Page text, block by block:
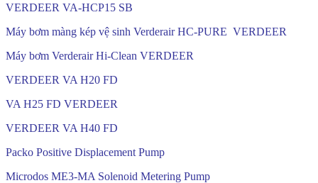
VERDEER VA-HCP15 SB
Máy bơm màng kép vệ sinh Verderair HC-PURE VERDEER
Máy bơm Verderair Hi-Clean VERDEER
VERDEER VA H20 FD
VA H25 FD VERDEER
VERDEER VA H40 FD
Packo Positive Displacement Pump
Microdos ME3-MA Solenoid Metering Pump